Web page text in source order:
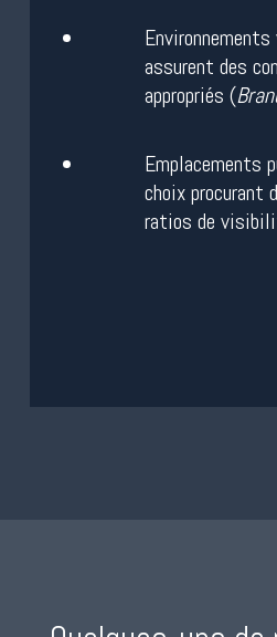
assurent des
appropriés (
Emplacements
choix procurant
ratios de